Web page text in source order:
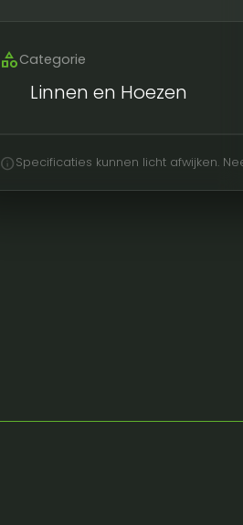
categoryCategorie
Linnen en Hoezen
infoSpecificaties kunnen licht afwijken.